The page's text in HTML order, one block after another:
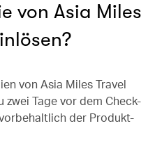
von Asia Miles
von Asia Miles Travel
zwei Tage vor dem Check-
der Produkt-